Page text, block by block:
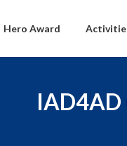
Hero Award
IAD4AD